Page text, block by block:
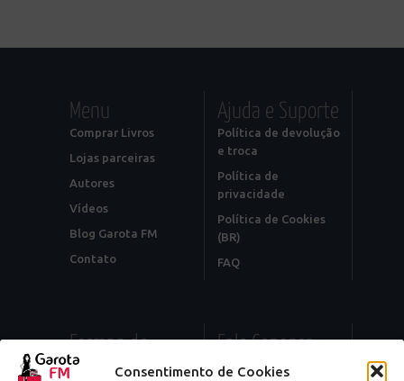
Consentimento de Cookies
Menu
Comprar Livros
Lojas parceiras
Autores
Vídeos
Blog Garota FM
Contato
Ajuda e Suporte
Política de devolução
e troca
Política de
privacidade
Política de Cookies
(BR)
FAQ
Formas de
Pagamento
Fale Conosco
Editorial: